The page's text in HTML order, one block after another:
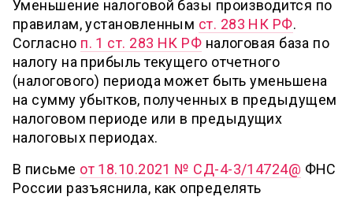
Уменьшение налоговой базы производится по
правилам, установленным ст. 283 НК РФ.
Согласно п. 1 ст. 283 НК РФ налоговая база по
налогу на прибыль текущего отчетного
(налогового) периода может быть уменьшена
на сумму убытков, полученных в предыдущем
налоговом периоде или в предыдущих
налоговых периодах.
В письме от 18.10.2021 № СД-4-3/14724@ ФНС
России разъяснила, как определять